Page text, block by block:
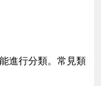
進行分類。常見類